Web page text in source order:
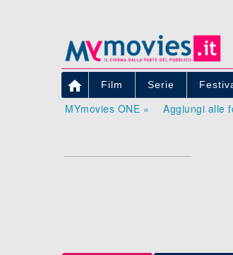
 Film Serie
MYmovies ONE » Aggiungi alle